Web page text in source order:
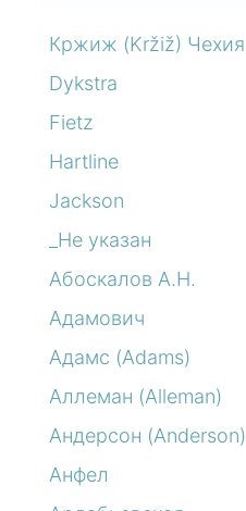
Кржиж (Kržiž) Чехия
Dykstra
Fietz
Hartline
Jackson
_Не указан
Абоскалов А.Н.
Адамович
Адамс (Adams)
Аллеман (Alleman)
Андерсон (Anderson)
Анфел